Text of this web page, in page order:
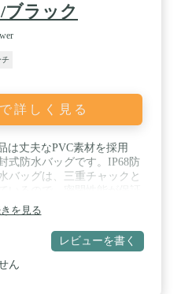
ブラック
詳しく見る
は丈夫なPVC素材を採用
式防水バッグです。IP68防
バッグは、三重チャックと
品を水濡れ、汚れからしっ
ング、アウトドア、釣り、
応できます。 / 【優れた収
でありながら、見た目以上
チです。サイズ：
を見る
レビューを書く
ん